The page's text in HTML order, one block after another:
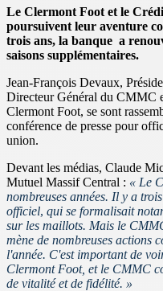
Le Clermont Foot et le
poursuivent leur aventure
trois ans, la banque a
saisons supplémentaires.
Jean-François Devaux,
Directeur Général du CMMC
Clermont Foot, se sont
conférence de presse pour
union.
Devant les médias, Claude
Mutuel Massif Central : « Le
nombreuses années. Il y a
officiel, qui se formalisait
sur les maillots. Mais le
mène de nombreuses actions
l'année. C'est important de
Clermont Foot, et le CMMC
de vitalité et de fidélité. »